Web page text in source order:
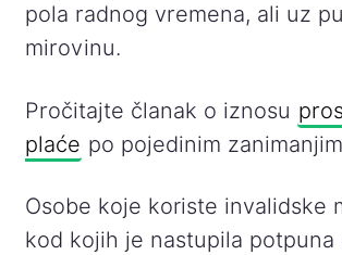
pola radnog vremena, ali uz
mirovinu.
Pročitajte članak o iznosu
plaće po pojedinim
Osobe koje koriste invalidske
kod kojih je nastupila potpuna